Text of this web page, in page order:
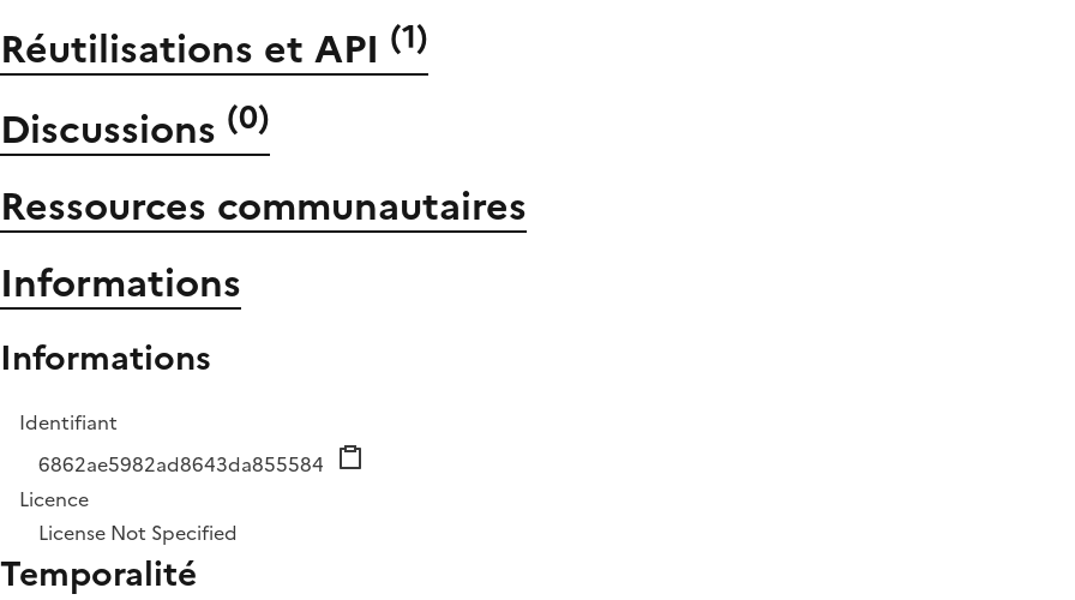
Réutilisations et API (1)
Discussions (0)
Ressources communautaires
Informations
Informations
Identifiant
6862ae5982ad8643da855584
Licence
License Not Specified
Temporalité